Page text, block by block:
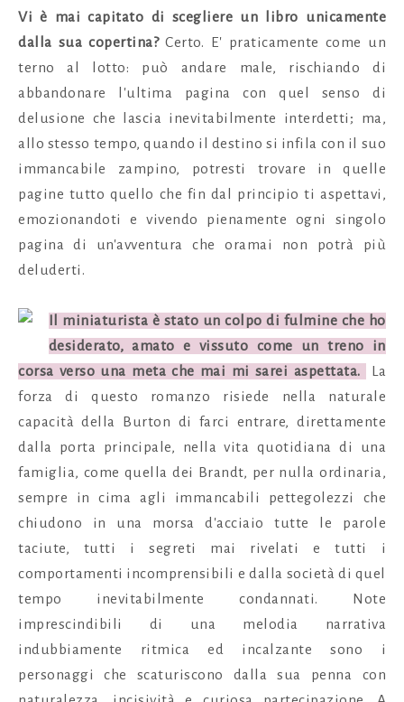
Vi è mai capitato di scegliere un libro unicamente
dalla sua copertina?Certo. E' praticamente come un
terno al lotto: può andare male, rischiando di
abbandonare l'ultima pagina con quel senso di
delusione che lascia inevitabilmente interdetti; ma,
allo stesso tempo, quando il destino si infila con il suo
immancabile zampino, potresti trovare in quelle
pagine tutto quello che fin dal principio ti aspettavi,
emozionandoti e vivendo pienamente ogni singolo
pagina di un'avventura che oramai non potrà più
deluderti.
Il miniaturista è stato un colpo di fulmine che ho
desiderato, amato e vissuto come un treno in
corsa verso una meta che mai mi sarei aspettata.
La
forza di questo romanzo risiede nella naturale
capacità della Burton di farci entrare, direttamente
dalla porta principale, nella vita quotidiana di una
famiglia, come quella dei Brandt, per nulla ordinaria,
sempre in cima agli immancabili pettegolezzi che
chiudono in una morsa d'acciaio tutte le parole
taciute, tutti i segreti mai rivelati e tutti i
comportamenti incomprensibili e dalla società di quel
tempo inevitabilmente condannati. Note
imprescindibili di una melodia narrativa
indubbiamente ritmica ed incalzante sono i
personaggi che scaturiscono dalla sua penna con